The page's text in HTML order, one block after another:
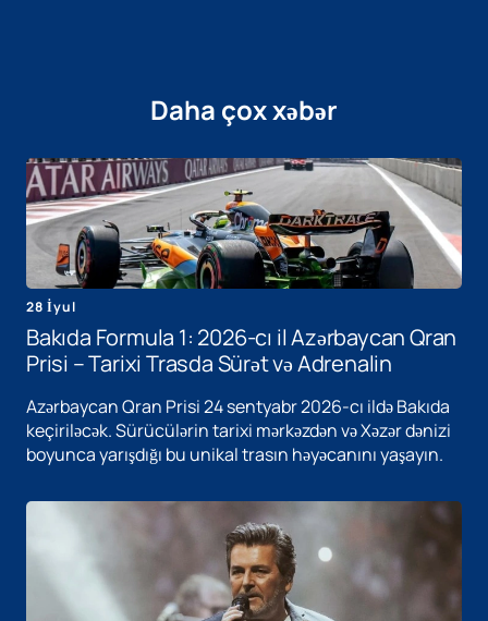
Daha çox xəbər
28 İyul
Bakıda Formula 1: 2026-cı il Azərbaycan Qran
Prisi – Tarixi Trasda Sürət və Adrenalin
Azərbaycan Qran Prisi 24 sentyabr 2026-cı ildə Bakıda
keçiriləcək. Sürücülərin tarixi mərkəzdən və Xəzər dənizi
boyunca yarışdığı bu unikal trasın həyəcanını yaşayın.